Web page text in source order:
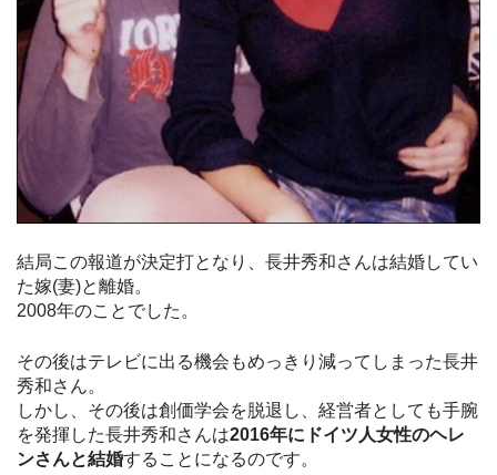
結局この報道が決定打となり、長井秀和さんは結婚してい
た嫁(妻)と離婚。
2008年のことでした。
その後はテレビに出る機会もめっきり減ってしまった長井
秀和さん。
しかし、その後は創価学会を脱退し、経営者としても手腕
を発揮した長井秀和さんは2016年にドイツ人女性のヘレ
ンさんと結婚することになるのです。